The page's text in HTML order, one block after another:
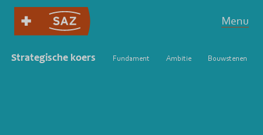
Menu
Strategische koers Fundament Ambitie Bouwstenen